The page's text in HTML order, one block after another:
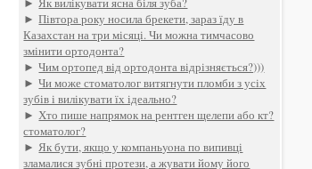
►Півтора року носила брекети, зараз їду в
Казахстан на три місяці. Чи можна тимчасово
змінити ортодонта?
►Чим ортопед від ортодонта відрізняється?)))
►Чи може стоматолог витягнути пломби з усіх
зубів і вилікувати їх ідеально?
►Хто пише напрямок на рентген щелепи або кт?
стоматолог?
►Як бути, якщо у компаньyoна по випивці
зламалися зубні протези, а жувати йому його